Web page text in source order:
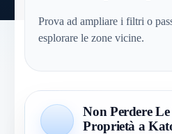
Prova ad ampliare i filtri o
esplorare le zone vicine.
Non Perdere
Proprietà a